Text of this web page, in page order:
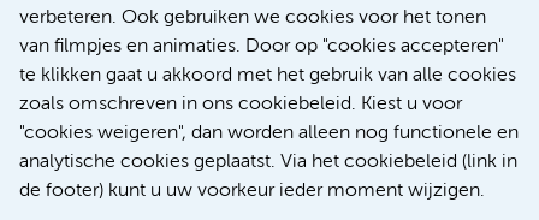
verbeteren. Ook gebruiken we cookies voor het tonen
van filmpjes en animaties. Door op "cookies accepteren"
te klikken gaat u akkoord met het gebruik van alle cookies
zoals omschreven in ons cookiebeleid. Kiest u voor
"cookies weigeren", dan worden alleen nog functionele en
analytische cookies geplaatst. Via het cookiebeleid (link in
de footer) kunt u uw voorkeur ieder moment wijzigen.
Meer